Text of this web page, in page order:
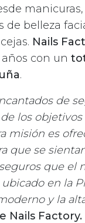
de belleza
Nails
con un
.
de
los
misión es
que se
que el
en la
y la
Nails Factory.